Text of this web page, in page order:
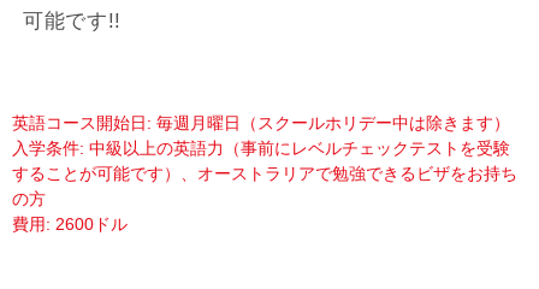
可能です!!
英語コース開始日: 毎週月曜日（スクールホリデー中は除きます）
入学条件: 中級以上の英語力（事前にレベルチェックテストを受験
することが可能です）、オーストラリアで勉強できるビザをお持ち
の方
費用: 2600ドル